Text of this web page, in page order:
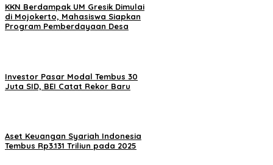
KKN Berdampak UM Gresik Dimulai
di Mojokerto, Mahasiswa Siapkan
Program Pemberdayaan Desa
Investor Pasar Modal Tembus 30
Juta SID, BEI Catat Rekor Baru
Aset Keuangan Syariah Indonesia
Tembus Rp3.131 Triliun pada 2025